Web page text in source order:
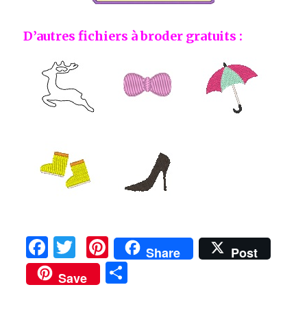
D’autres fichiers à broder gratuits :
F
a
c
T
w
it
Pi
n
te
Share
Post
Save